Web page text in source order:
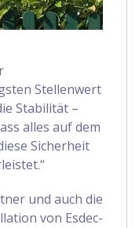
Stellenwert
Stabilität –
alles auf dem
Sicherheit
und auch die
von Esdec-